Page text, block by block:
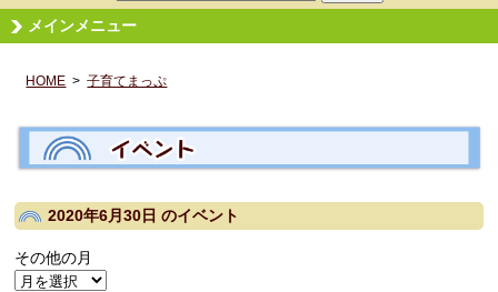
イ
ト
検
メインメニュー
HOME >子育てまっぷ
2020年6月30日のイベント
その他の月